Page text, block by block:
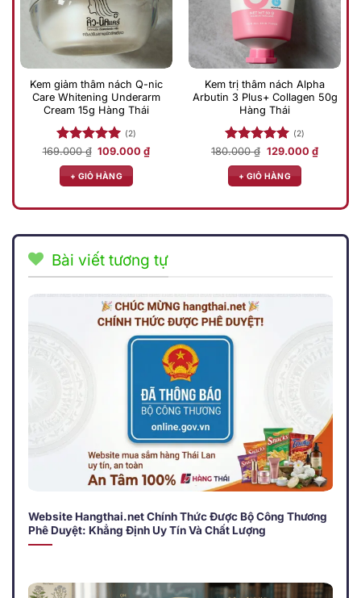
Kem giảm thâm nách Q-nic
Care Whitening Underarm
Cream 15g Hàng Thái
Được xếp
hạng5.00
5 sao
(2)
169.000₫ Giá
là:
169.000 ₫.
109.000₫Giá
+ GIỎ HÀNG
Kem trị thâm nách Alpha
Arbutin 3 Plus+ Collagen 50g
Hàng Thái
Được xếp
hạng5.00
5 sao
(2)
180.000₫ Giá
là:
180.000 ₫.
129.000 ₫Giá
hiện
+ GIỎ HÀNG
Bài viết tương tự
Website Hangthai.net Chính Thức Được Bộ Công Thương
Phê Duyệt: Khẳng Định Uy Tín Và Chất Lượng